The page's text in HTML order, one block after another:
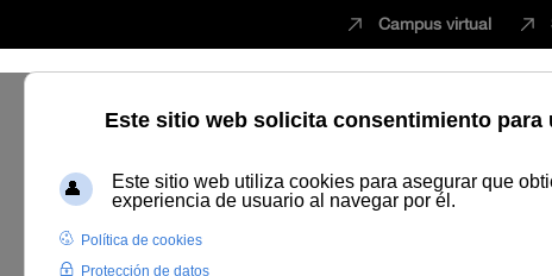
Campus virtual
Estudiar